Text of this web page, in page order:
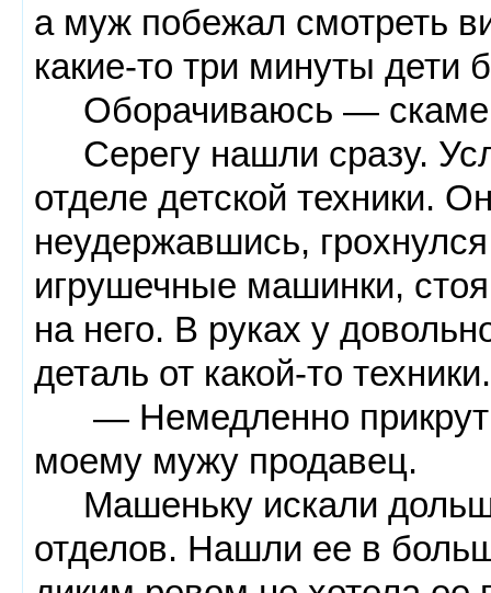
а муж побежал смотреть
какие-то три минуты
Оборачиваюсь —
Серегу нашли сразу.
отделе детской техники.
неудержавшись,
игрушечные машинки,
на него. В руках у
деталь от какой-то техники.
— Немедленно
моему мужу продавец.
Машеньку искали
отделов. Нашли ее в